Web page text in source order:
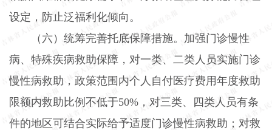
设定，防止泛福利化倾向。
（六）统筹完善托底保障措施。加强门诊慢性
病、特殊疾病救助保障，对一类、二类人员实施门诊
慢性病救助，政策范围内个人自付医疗费用年度救助
限额内救助比例不低于50% ，对三类、四类人员有条
件的地区可结合实际给予适度门诊慢性病救助；对救